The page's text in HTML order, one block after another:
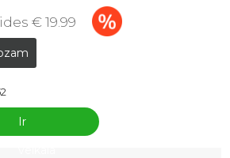
€ 19.99
Ir